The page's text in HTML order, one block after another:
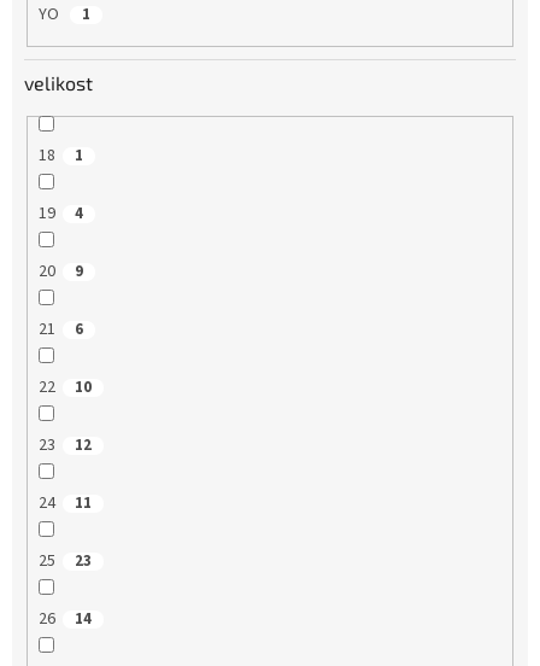
YO 1
velikost
18 1
19 4
20 9
21 6
22 10
23 12
24 11
25 23
26 14